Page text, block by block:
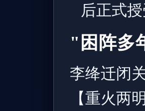
后正式
"困阵多
李绛迁闭
【重火两